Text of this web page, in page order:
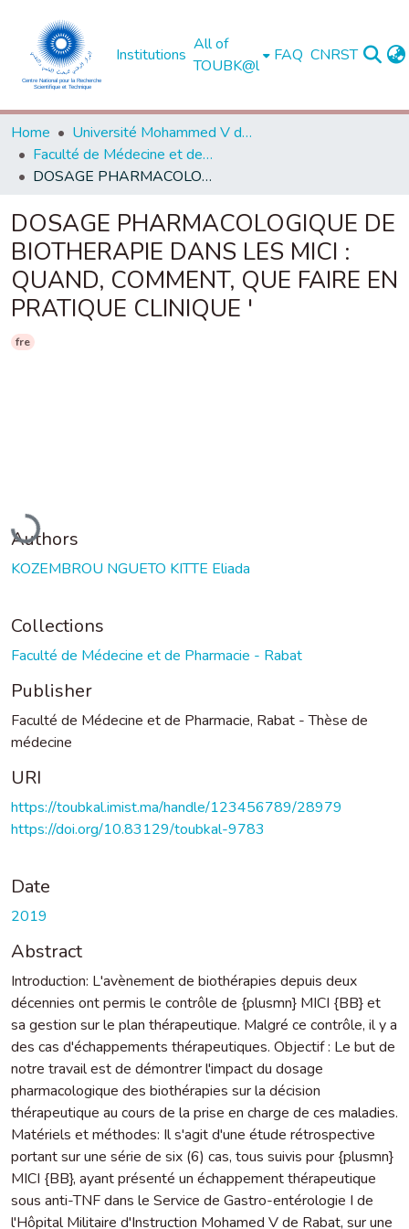
Institutions
All of
TOUBK@l
FAQ CNRST
Home
Université Mohammed V de Rabat
Faculté de Médecine et de Pharmacie - Rabat
DOSAGE PHARMACOLOGIQUE DE BIOTHERAPIE DANS LES MICI : QUAND, COMMENT, QUE FAIRE EN PRATIQUE CLINIQUE '
DOSAGE PHARMACOLOGIQUE DE
BIOTHERAPIE DANS LES MICI :
QUAND, COMMENT, QUE FAIRE EN
PRATIQUE CLINIQUE '
fre
Loading...
Authors
KOZEMBROU NGUETO KITTE Eliada
Collections
Faculté de Médecine et de Pharmacie - Rabat
Publisher
Faculté de Médecine et de Pharmacie, Rabat - Thèse de
médecine
URI
https://toubkal.imist.ma/handle/123456789/28979
https://doi.org/10.83129/toubkal-9783
Date
2019
Abstract
Introduction: L'avènement de biothérapies depuis deux
décennies ont permis le contrôle de {plusmn} MICI {BB} et
sa gestion sur le plan thérapeutique. Malgré ce contrôle, il y a
des cas d'échappements thérapeutiques. Objectif : Le but de
notre travail est de démontrer l'impact du dosage
pharmacologique des biothérapies sur la décision
thérapeutique au cours de la prise en charge de ces maladies.
Matériels et méthodes: Il s'agit d'une étude rétrospective
portant sur une série de six (6) cas, tous suivis pour {plusmn}
MICI {BB}, ayant présenté un échappement thérapeutique
sous anti-TNF dans le Service de Gastro-entérologie I de
l'Hôpital Militaire d'Instruction Mohamed V de Rabat, sur une